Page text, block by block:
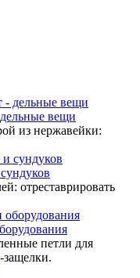
вещи
из нержавейки:
отреставрировать
петли для